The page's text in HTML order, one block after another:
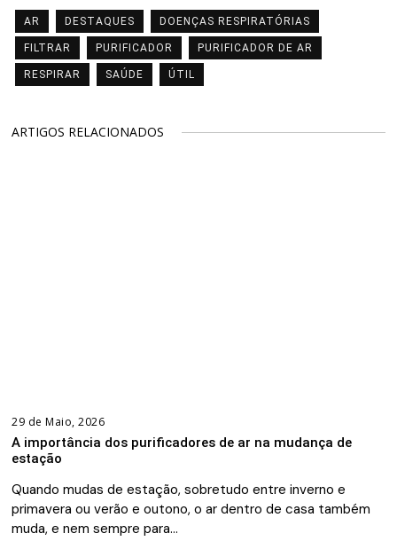
AR DESTAQUES DOENÇAS RESPIRATÓRIAS
FILTRAR PURIFICADOR PURIFICADOR DE AR
RESPIRAR SAÚDE ÚTIL
ARTIGOS RELACIONADOS
29 de Maio, 2026
A importância dos purificadores de ar na mudança de
estação
Quando mudas de estação, sobretudo entre inverno e
primavera ou verão e outono, o ar dentro de casa também
muda, e nem sempre para…